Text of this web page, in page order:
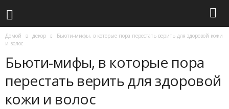
Домой декор
Бьюти-мифы, в которые пора перестать верить для здоровой кожи
и волос
Бьюти-мифы, в которые пора
перестать верить для здоровой
кожи и волос